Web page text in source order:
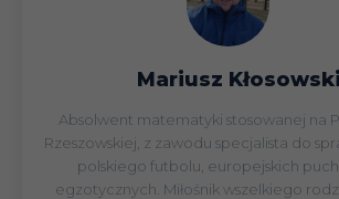
Mariusz Kłosowski
Absolwent matematyki stosowanej na
Rzeszowskiej, z zawodu specjalista do
polskiego futbolu, europejskich
egzotycznych. Miłośnik wszelkiego